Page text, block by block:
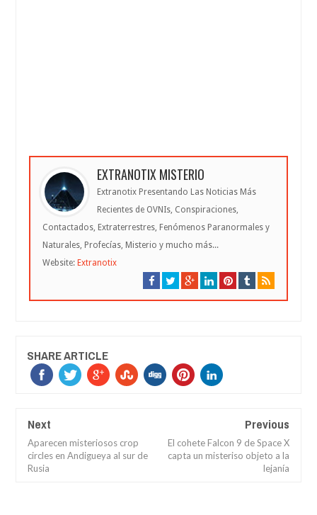
EXTRANOTIX MISTERIO
Extranotix Presentando Las Noticias Más
Recientes de OVNIs, Conspiraciones,
Contactados, Extraterrestres, Fenómenos Paranormales y
Naturales, Profecías, Misterio y mucho más...
Website: Extranotix
SHARE ARTICLE
Next
Aparecen misteriosos crop
circles en Andigueya al sur de
Rusia
Previous
El cohete Falcon 9 de Space X
capta un misteriso objeto a la
lejanía